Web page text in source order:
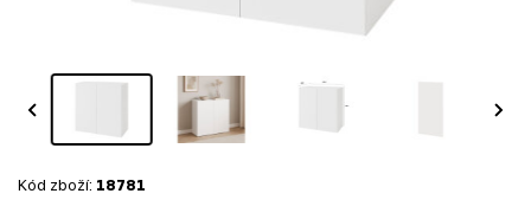
Kód zboží: 18781